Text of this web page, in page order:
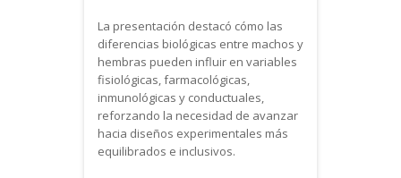
La presentación destacó cómo las
diferencias biológicas entre machos y
hembras pueden influir en variables
fisiológicas, farmacológicas,
inmunológicas y conductuales,
reforzando la necesidad de avanzar
hacia diseños experimentales más
equilibrados e inclusivos.